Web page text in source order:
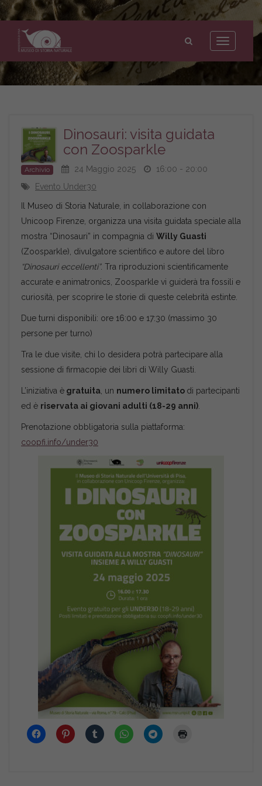
Toggle
navigation
Museo
di
Storia
Naturale
dell'Università
Dinosauri: visita guidata
con Zoosparkle
Archivio 24 Maggio 2025
16:00 - 20:00
Evento Under30
Il Museo di Storia Naturale, in collaborazione con
Unicoop Firenze, organizza una visita guidata speciale alla
mostra “Dinosauri” in compagnia di Willy Guasti
(Zoosparkle), divulgatore scientifico e autore del libro
“Dinosauri eccellenti”. Tra riproduzioni scientificamente
accurate e animatronics, Zoosparkle vi guiderà tra fossili e
curiosità, per scoprire le storie di queste celebrità estinte.
Due turni disponibili: ore 16:00 e 17:30 (massimo 30
persone per turno)
Tra le due visite, chi lo desidera potrà partecipare alla
sessione di firmacopie dei libri di Willy Guasti.
L’iniziativa è gratuita , un numero limitato di partecipanti
ed è riservata ai giovani adulti (18-29 anni)
Prenotazione obbligatoria sulla piattaforma:
coopfi.info/under30